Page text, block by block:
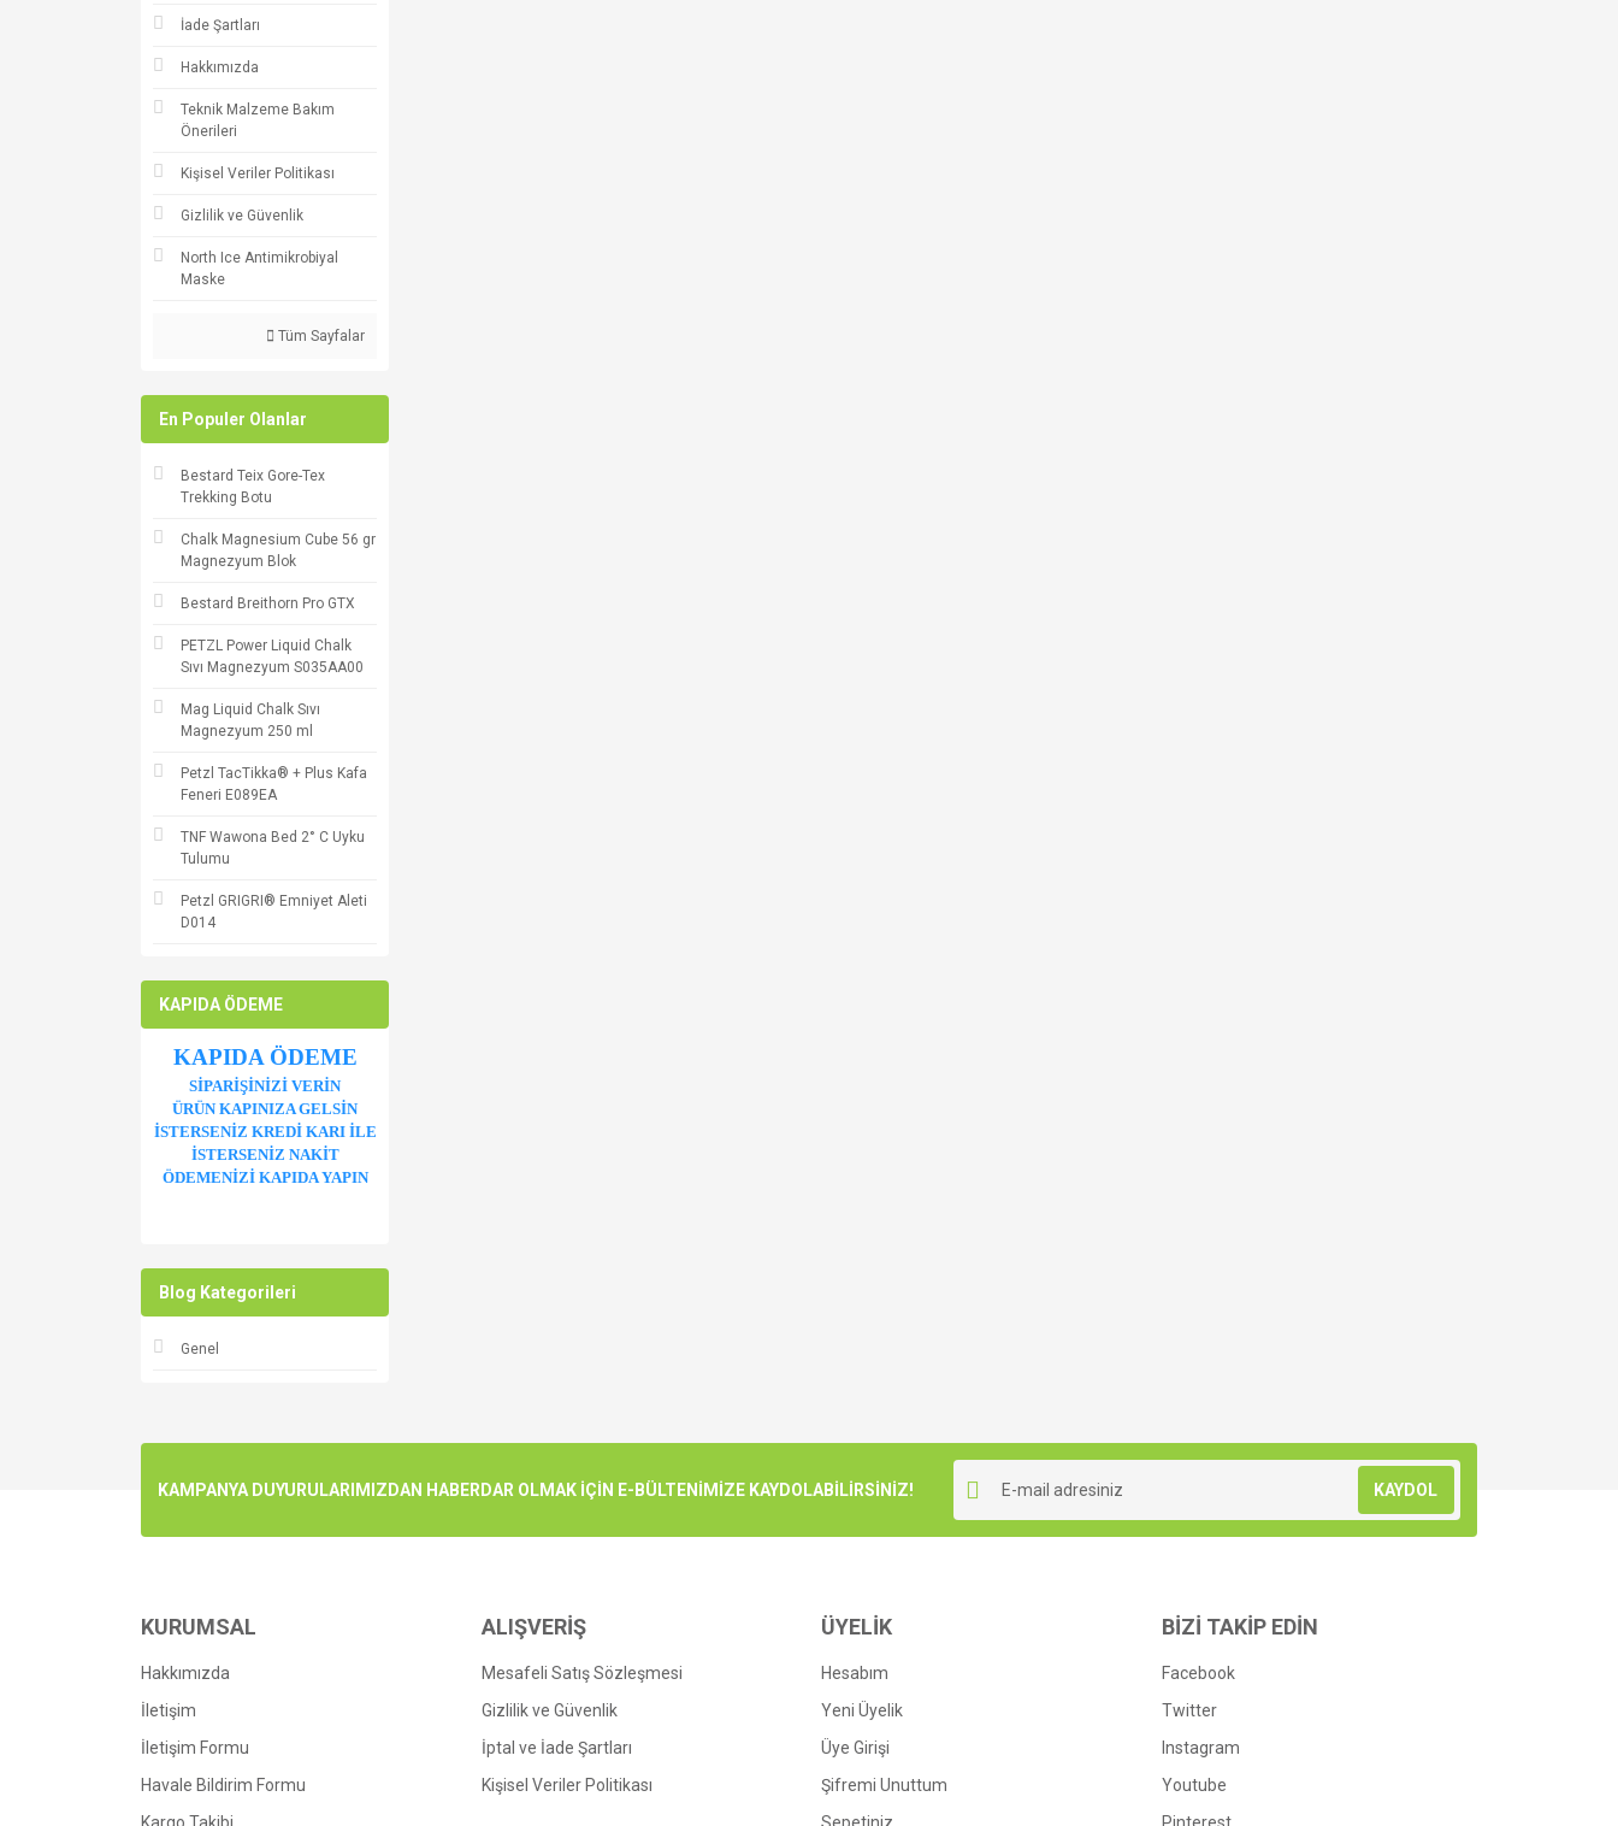
İade Şartları
Hakkımızda
Teknik Malzeme Bakım
Önerileri
Kişisel Veriler Politikası
Gizlilik ve Güvenlik
North Ice Antimikrobiyal
Maske
Tüm Sayfalar
En Populer Olanlar
Bestard Teix Gore-Tex
Trekking Botu
Chalk Magnesium Cube 56 gr
Magnezyum Blok
Bestard Breithorn Pro GTX
PETZL Power Liquid Chalk
Sıvı Magnezyum S035AA00
Mag Liquid Chalk Sıvı
Magnezyum 250 ml
Petzl TacTikka® + Plus Kafa
Feneri E089EA
TNF Wawona Bed 2° C Uyku
Tulumu
Petzl GRIGRI® Emniyet Aleti
D014
KAPIDA ÖDEME
KAPIDA ÖDEME
SİPARİŞİNİZİ VERİN
ÜRÜN KAPINIZA GELSİN
İSTERSENİZ KREDİ KARI İLE
İSTERSENİZ NAKİT
ÖDEMENİZİ KAPIDA YAPIN
Blog Kategorileri
Genel
KAMPANYA DUYURULARIMIZDAN HABERDAR OLMAK İÇİN E-BÜLTENİMİZE KAYDOLABİLİRSİNİZ! KAYDOL
KURUMSAL
Hakkımızda
İletişim
İletişim Formu
Havale Bildirim Formu
ALIŞVERİŞ
Mesafeli Satış Sözleşmesi
Gizlilik ve Güvenlik
İptal ve İade Şartları
Kişisel Veriler Politikası
ÜYELİK
Hesabım
Yeni Üyelik
Üye Girişi
Şifremi Unuttum
BİZİ TAKİP EDİN
Facebook
Twitter
Instagram
Youtube